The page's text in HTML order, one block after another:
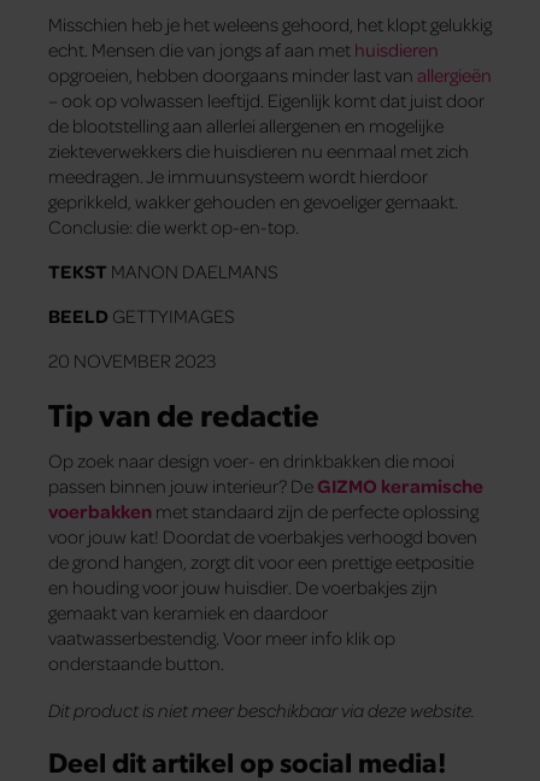
Misschien heb je het weleens gehoord, het klopt gelukkig
echt. Mensen die van jongs af aan met huisdieren
opgroeien, hebben doorgaans minder last van allergieën
– ook op volwassen leeftijd. Eigenlijk komt dat juist door
de blootstelling aan allerlei allergenen en mogelijke
ziekteverwekkers die huisdieren nu eenmaal met zich
meedragen. Je immuunsysteem wordt hierdoor
geprikkeld, wakker gehouden en gevoeliger gemaakt.
Conclusie: die werkt op-en-top.
TEKST MANON DAELMANS
BEELD GETTYIMAGES
20 NOVEMBER 2023
Tip van de redactie
Op zoek naar design voer- en drinkbakken die mooi
passen binnen jouw interieur? De GIZMO keramische
voerbakken met standaard zijn de perfecte oplossing
voor jouw kat! Doordat de voerbakjes verhoogd boven
de grond hangen, zorgt dit voor een prettige eetpositie
en houding voor jouw huisdier. De voerbakjes zijn
gemaakt van keramiek en daardoor
vaatwasserbestendig. Voor meer info klik op
onderstaande button.
Dit product is niet meer beschikbaar via deze website.
Deel dit artikel op social media!